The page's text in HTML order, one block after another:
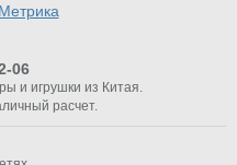
06
и игрушки из Китая.
расчет.